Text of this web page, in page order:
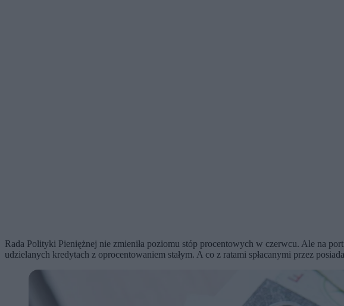
Rada Polityki Pieniężnej nie zmieniła poziomu stóp procentowych w czerwcu. Ale na
udzielanych kredytach z oprocentowaniem stałym. A co z ratami spłacanymi przez